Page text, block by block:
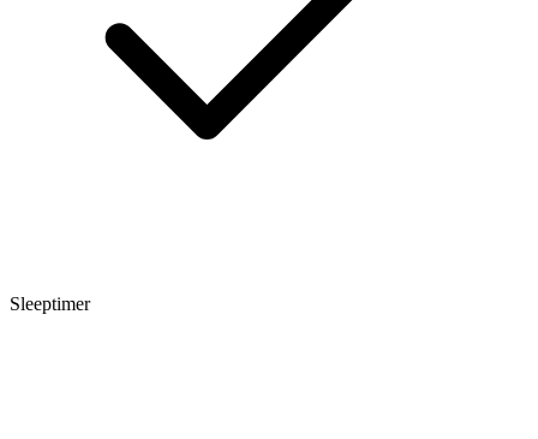
Sleeptimer